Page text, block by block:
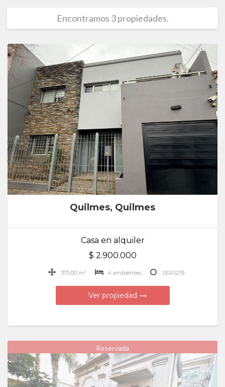
Encontramos 3 propiedades.
Quilmes, Quilmes
Casa en alquiler
$ 2.900.000
375.00 m² 4 ambientes SER5219
Ver propiedad
Reservada